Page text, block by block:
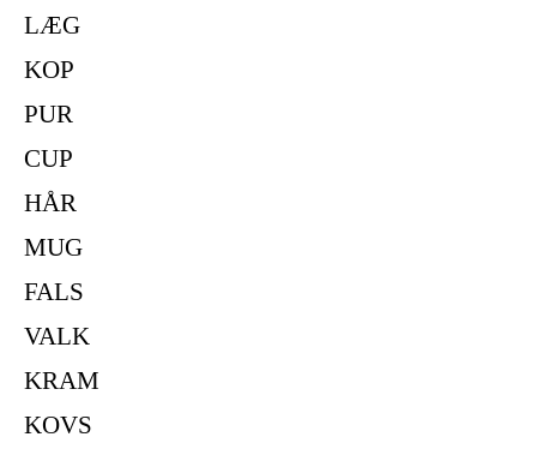
LÆG
KOP
PUR
CUP
HÅR
MUG
FALS
VALK
KRAM
KOVS